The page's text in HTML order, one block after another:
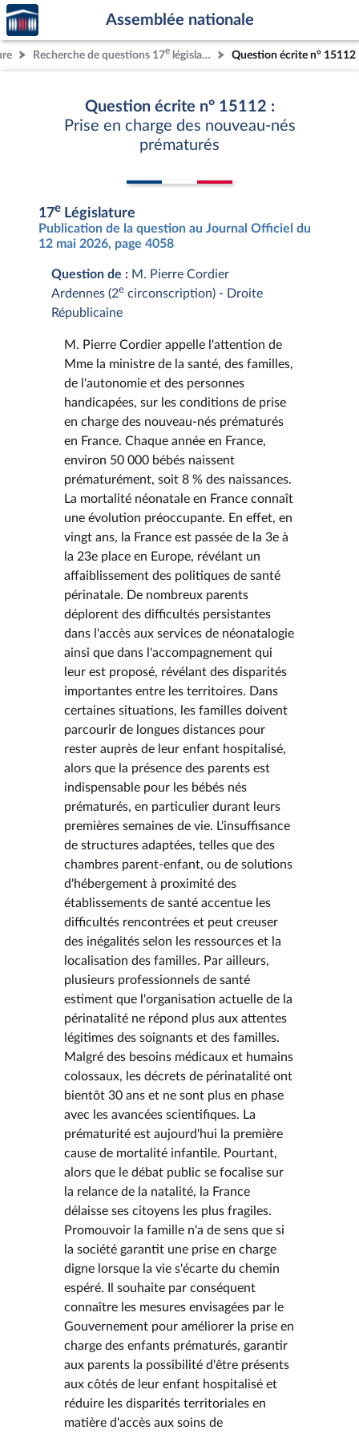
Aller au contenu
Aller en bas de la page
Accèder
à la
page
d'accueil
Assemblée nationale
Recherche de questions 17e législature Question écrite n° 15112
Question écrite n° 15112 :
Prise en charge des nouveau-nés
prématurés
17e Législature
Publication de la question au Journal Officiel du
12 mai 2026, page 4058
Question de : M. Pierre Cordier
Ardennes (2e circonscription) - Droite
Républicaine
M. Pierre Cordier appelle l'attention de
Mme la ministre de la santé, des familles,
de l'autonomie et des personnes
handicapées, sur les conditions de prise
en charge des nouveau-nés prématurés
en France. Chaque année en France,
environ 50 000 bébés naissent
prématurément, soit 8 % des naissances.
La mortalité néonatale en France connaît
une évolution préoccupante. En effet, en
vingt ans, la France est passée de la 3e à
la 23e place en Europe, révélant un
affaiblissement des politiques de santé
périnatale. De nombreux parents
déplorent des difficultés persistantes
dans l'accès aux services de néonatalogie
ainsi que dans l'accompagnement qui
leur est proposé, révélant des disparités
importantes entre les territoires. Dans
certaines situations, les familles doivent
parcourir de longues distances pour
rester auprès de leur enfant hospitalisé,
alors que la présence des parents est
indispensable pour les bébés nés
prématurés, en particulier durant leurs
premières semaines de vie. L'insuffisance
de structures adaptées, telles que des
chambres parent-enfant, ou de solutions
d'hébergement à proximité des
établissements de santé accentue les
difficultés rencontrées et peut creuser
des inégalités selon les ressources et la
localisation des familles. Par ailleurs,
plusieurs professionnels de santé
estiment que l'organisation actuelle de la
périnatalité ne répond plus aux attentes
légitimes des soignants et des familles.
Malgré des besoins médicaux et humains
colossaux, les décrets de périnatalité ont
bientôt 30 ans et ne sont plus en phase
avec les avancées scientifiques. La
prématurité est aujourd'hui la première
cause de mortalité infantile. Pourtant,
alors que le débat public se focalise sur
la relance de la natalité, la France
délaisse ses citoyens les plus fragiles.
Promouvoir la famille n'a de sens que si
la société garantit une prise en charge
digne lorsque la vie s'écarte du chemin
espéré. Il souhaite par conséquent
connaître les mesures envisagées par le
Gouvernement pour améliorer la prise en
charge des enfants prématurés, garantir
aux parents la possibilité d'être présents
aux côtés de leur enfant hospitalisé et
réduire les disparités territoriales en
matière d'accès aux soins de